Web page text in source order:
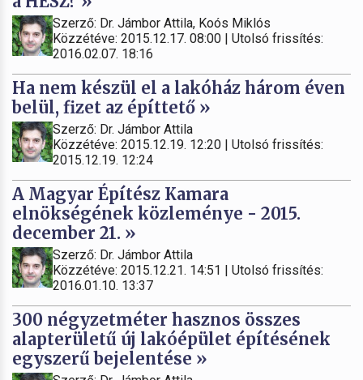
Szerző: Dr. Jámbor Attila, Koós Miklós
Közzétéve: 2015.12.17. 08:00 | Utolsó frissítés:
2016.02.07. 18:16
Ha nem készül el a lakóház három éven
belül, fizet az építtető »
Szerző: Dr. Jámbor Attila
Közzétéve: 2015.12.19. 12:20 | Utolsó frissítés:
2015.12.19. 12:24
A Magyar Építész Kamara
elnökségének közleménye - 2015.
december 21. »
Szerző: Dr. Jámbor Attila
Közzétéve: 2015.12.21. 14:51 | Utolsó frissítés:
2016.01.10. 13:37
300 négyzetméter hasznos összes
alapterületű új lakóépület építésének
egyszerű bejelentése »